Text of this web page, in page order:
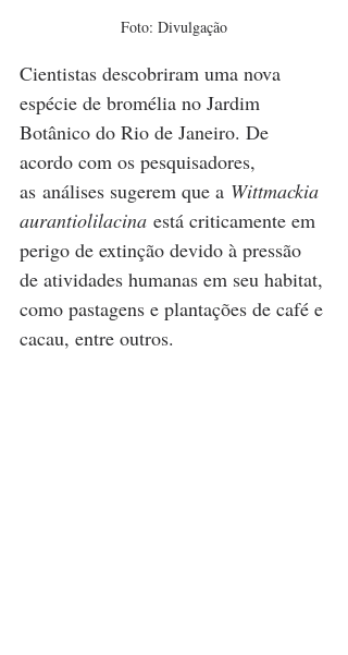
Foto: Divulgação
Cientistas descobriram uma nova
espécie de bromélia no Jardim
Botânico do Rio de Janeiro. De
acordo com os pesquisadores,
as análises sugerem que a Wittmackia
aurantiolilacina está criticamente em
perigo de extinção devido à pressão
de atividades humanas em seu habitat,
como pastagens e plantações de café e
cacau, entre outros.